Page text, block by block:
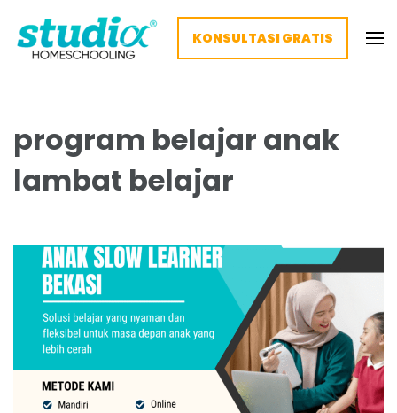
KONSULTASI GRATIS
program belajar anak
lambat belajar